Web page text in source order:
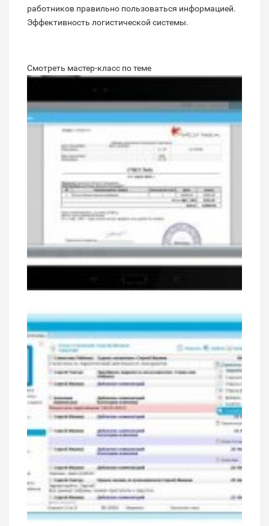
работников правильно пользоваться информацией.
Эффективность логистической системы.
Смотреть мастер-класс по теме